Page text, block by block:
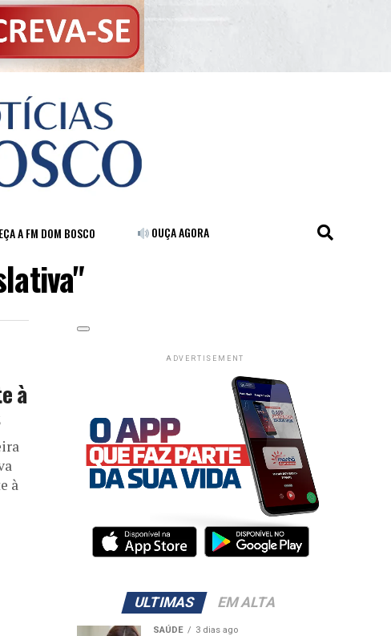
A FM DOM BOSCO OUÇA AGORA
à
à
ADVERTISEMENT
ULTIMAS EM ALTA
SAÚDE 3 dias ago